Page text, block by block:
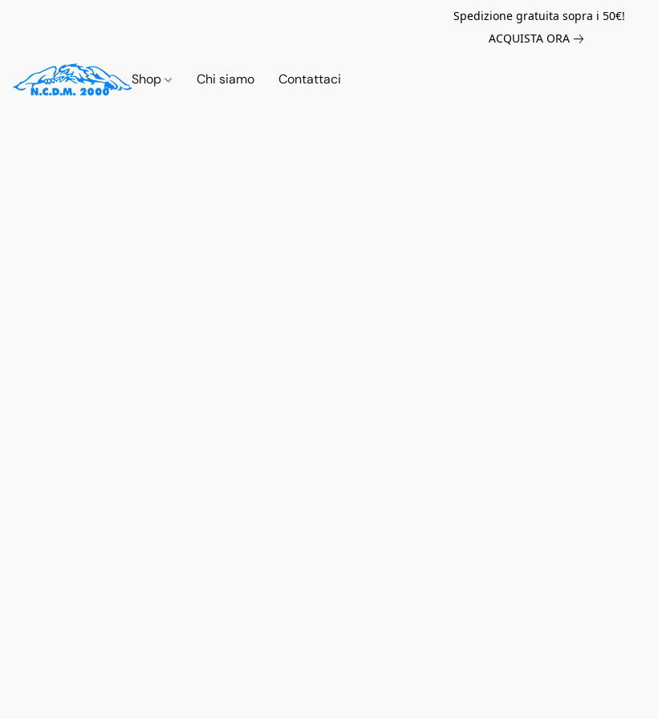
Spedizione gratuita sopra i 50€!
ACQUISTA ORA
Shop Chi siamo Contattaci